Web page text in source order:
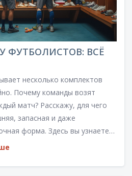
ФУТБОЛИСТОВ: ВСЁ
несколько комплектов
Почему команды возят
матч? Расскажу, для чего
запасная и даже
форма. Здесь вы узнаете
секретов смены футболок до